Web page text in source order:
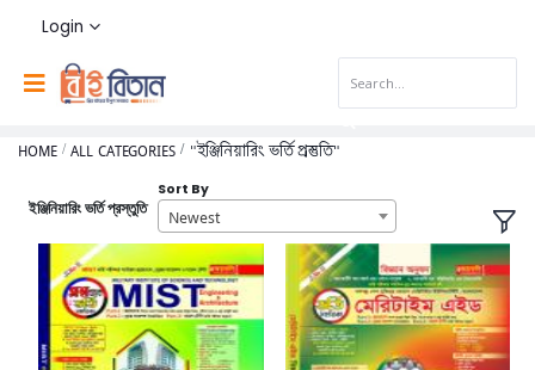
Login
HOME ALL CATEGORIES "ইঞ্জিনিয়ারিং ভর্তি প্রস্তুতি"
ইঞ্জিনিয়ারিং ভর্তি প্রস্তুতি
Sort By
Newest